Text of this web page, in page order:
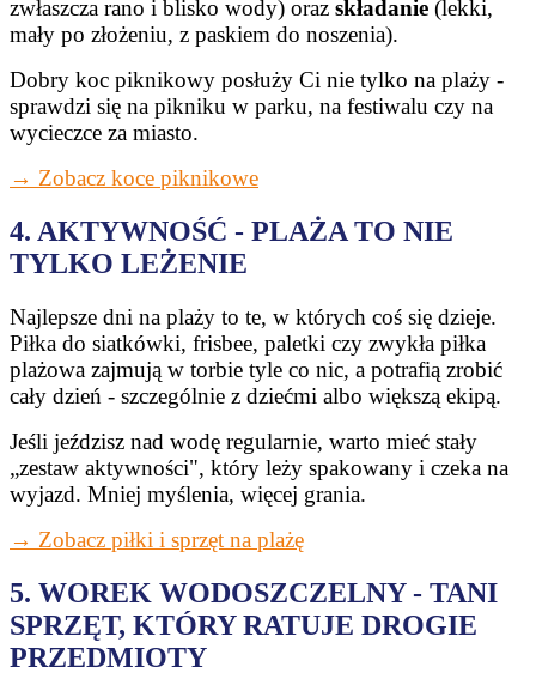
zwłaszcza rano i blisko wody) oraz składanie (lekki,
mały po złożeniu, z paskiem do noszenia).
Dobry koc piknikowy posłuży Ci nie tylko na plaży -
sprawdzi się na pikniku w parku, na festiwalu czy na
wycieczce za miasto.
→ Zobacz koce piknikowe
4. AKTYWNOŚĆ - PLAŻA TO NIE
TYLKO LEŻENIE
Najlepsze dni na plaży to te, w których coś się dzieje.
Piłka do siatkówki, frisbee, paletki czy zwykła piłka
plażowa zajmują w torbie tyle co nic, a potrafią zrobić
cały dzień - szczególnie z dziećmi albo większą ekipą.
Jeśli jeździsz nad wodę regularnie, warto mieć stały
„zestaw aktywności", który leży spakowany i czeka na
wyjazd. Mniej myślenia, więcej grania.
→ Zobacz piłki i sprzęt na plażę
5. WOREK WODOSZCZELNY - TANI
SPRZĘT, KTÓRY RATUJE DROGIE
PRZEDMIOTY